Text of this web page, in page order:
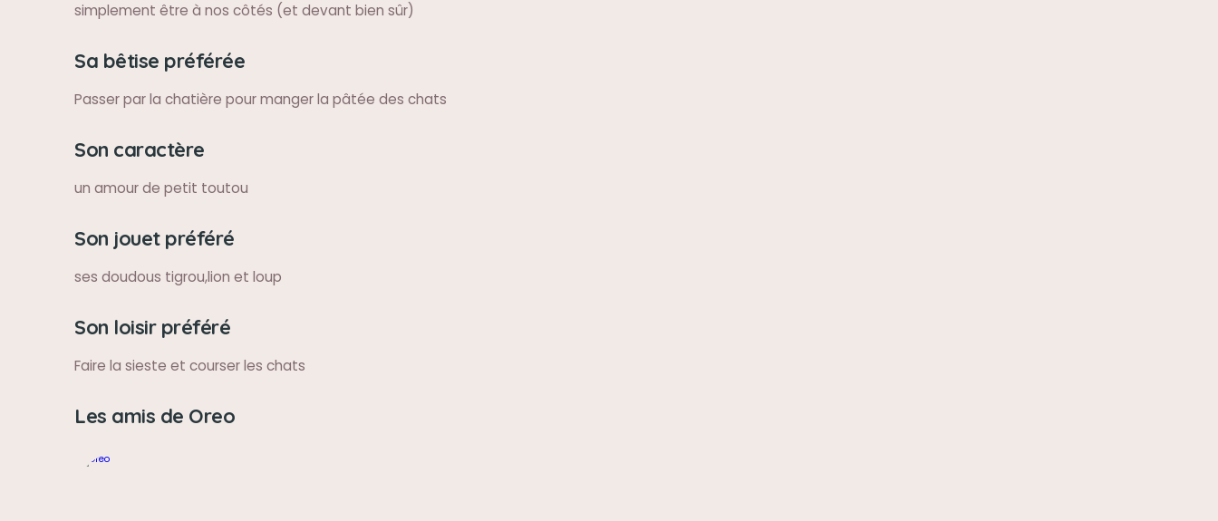
simplement être à nos côtés (et devant bien sûr)
Sa bêtise préférée
Passer par la chatière pour manger la pâtée des chats
Son caractère
un amour de petit toutou
Son jouet préféré
ses doudous tigrou,lion et loup
Son loisir préféré
Faire la sieste et courser les chats
Les amis de Oreo